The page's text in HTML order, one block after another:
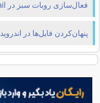
فعال‌سازی روبات سبز در Gmail
پنهان‌کردن فایل‌ها در اندروید